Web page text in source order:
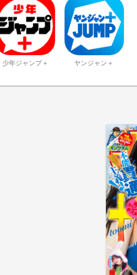
少年ジャンプ＋ ヤンジャン＋